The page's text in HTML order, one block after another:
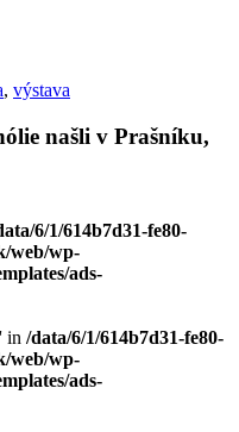
, výstava
našli v Prašníku,
6/1/614b7d31-fe80-
web/wp-
ads-
in /data/6/1/614b7d31-fe80-
web/wp-
ads-